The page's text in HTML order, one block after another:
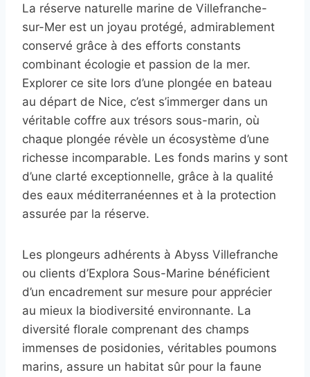
La réserve naturelle marine de Villefranche-
sur-Mer est un joyau protégé, admirablement
conservé grâce à des efforts constants
combinant écologie et passion de la mer.
Explorer ce site lors d’une plongée en bateau
au départ de Nice, c’est s’immerger dans un
véritable coffre aux trésors sous-marin, où
chaque plongée révèle un écosystème d’une
richesse incomparable. Les fonds marins y sont
d’une clarté exceptionnelle, grâce à la qualité
des eaux méditerranéennes et à la protection
assurée par la réserve.
Les plongeurs adhérents à Abyss Villefranche
ou clients d’Explora Sous-Marine bénéficient
d’un encadrement sur mesure pour apprécier
au mieux la biodiversité environnante. La
diversité florale comprenant des champs
immenses de posidonies, véritables poumons
marins, assure un habitat sûr pour la faune